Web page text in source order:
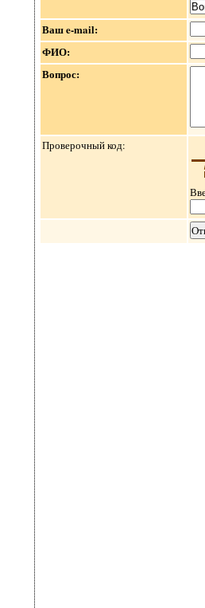
Ваш e-mail:
ФИО:
Вопрос:
Проверочный код: